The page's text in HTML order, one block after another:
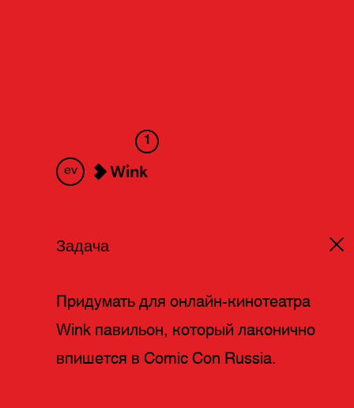
ev
1
Задача
Придумать для онлайн-кинотеатра
Wink павильон, который лаконично
впишется в Comic Con Russia.